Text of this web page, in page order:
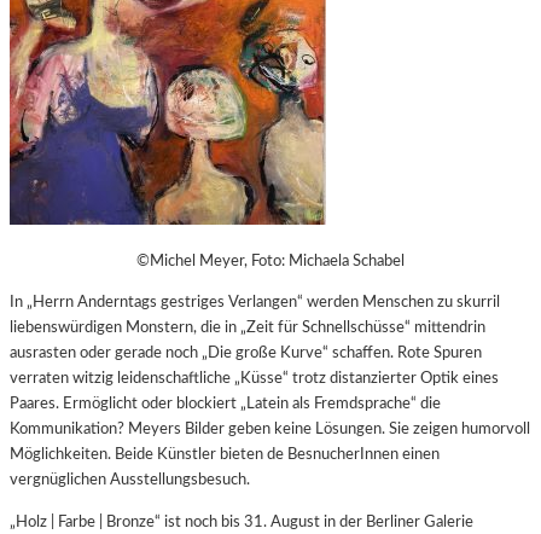
©Michel Meyer, Foto: Michaela Schabel
In „Herrn Anderntags gestriges Verlangen“ werden Menschen zu skurril
liebenswürdigen Monstern, die in „Zeit für Schnellschüsse“ mittendrin
ausrasten oder gerade noch „Die große Kurve“ schaffen. Rote Spuren
verraten witzig leidenschaftliche „Küsse“ trotz distanzierter Optik eines
Paares. Ermöglicht oder blockiert „Latein als Fremdsprache“ die
Kommunikation? Meyers Bilder geben keine Lösungen. Sie zeigen humorvoll
Möglichkeiten. Beide Künstler bieten de BesnucherInnen einen
vergnüglichen Ausstellungsbesuch.
„Holz | Farbe | Bronze“ ist noch bis 31. August in der Berliner Galerie